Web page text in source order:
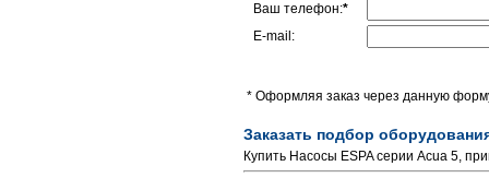
Ваш телефон:*
E-mail:
* Оформляя заказ через данную
Заказать подбор
Купить Насосы ESPA серии Acua 5,